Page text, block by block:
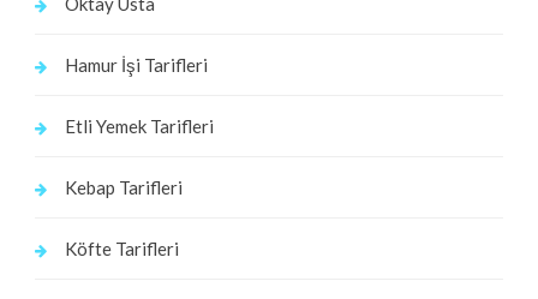
Hamur İşi Tarifleri
Etli Yemek Tarifleri
Kebap Tarifleri
Köfte Tarifleri